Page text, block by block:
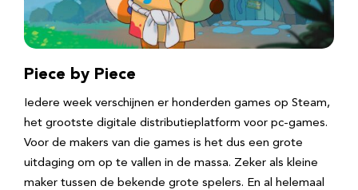
Piece by Piece
Iedere week verschijnen er honderden games op Steam,
het grootste digitale distributieplatform voor pc-games.
Voor de makers van die games is het dus een grote
uitdaging om op te vallen in de massa. Zeker als kleine
maker tussen de bekende grote spelers. En al helemaal